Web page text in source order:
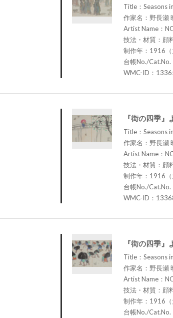
Title：Seasons
作家名：野長瀬
Artist Name：
技法・材質：顔
制作年：1916（
台帳No./
WMC-ID：
『街の四季』
Title：Seasons
作家名：野長瀬
Artist Name：
技法・材質：顔
制作年：1916（
台帳No./
WMC-ID：
『街の四季』
Title：Seasons
作家名：野長瀬
Artist Name：
技法・材質：顔
制作年：1916（
台帳No./